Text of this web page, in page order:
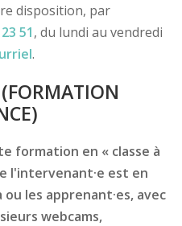
disposition, par
51, du lundi au vendredi
.
formation en « classe à
l'intervenant·e est en
les apprenant·es, avec
webcams,